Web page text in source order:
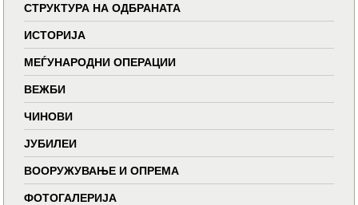
СТРУКТУРА НА ОДБРАНАТА
ИСТОРИЈА
МЕЃУНАРОДНИ ОПЕРАЦИИ
ВЕЖБИ
ЧИНОВИ
ЈУБИЛЕИ
ВООРУЖУВАЊЕ И ОПРЕМА
ФОТОГАЛЕРИЈА